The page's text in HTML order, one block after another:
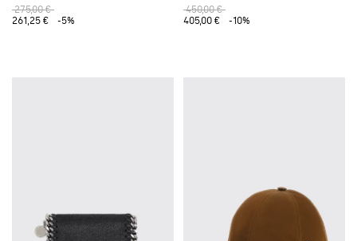
275,00 €
261,25 €
-5%
450,00 €
405,00 €
-10%